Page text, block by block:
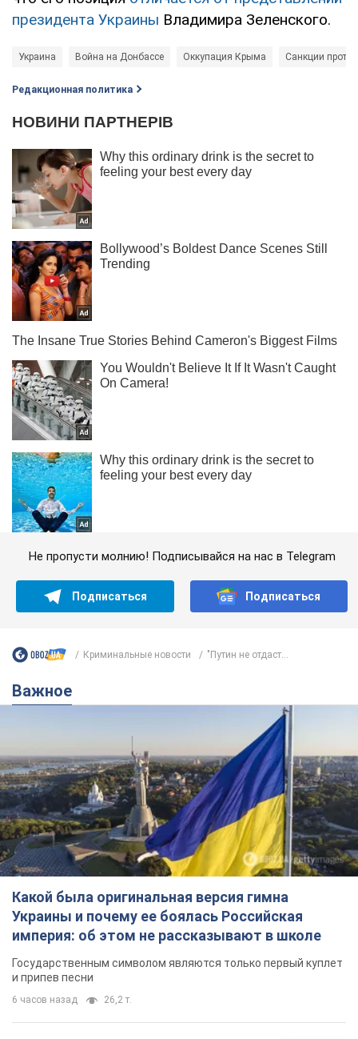
президента Украины Владимира Зеленского.
Украина Война на Донбассе Оккупация Крыма Санкции
Редакционная политика
Не пропусти молнию! Подписывайся на нас в Telegram
Подписаться Подписаться
Криминальные новости "Путин не отдаст...
Важное
Какой была оригинальная версия гимна
Украины и почему ее боялась Российская
империя: об этом не рассказывают в школе
Государственным символом являются только первый куплет
и припев песни
6 часов назад 26,2 т.